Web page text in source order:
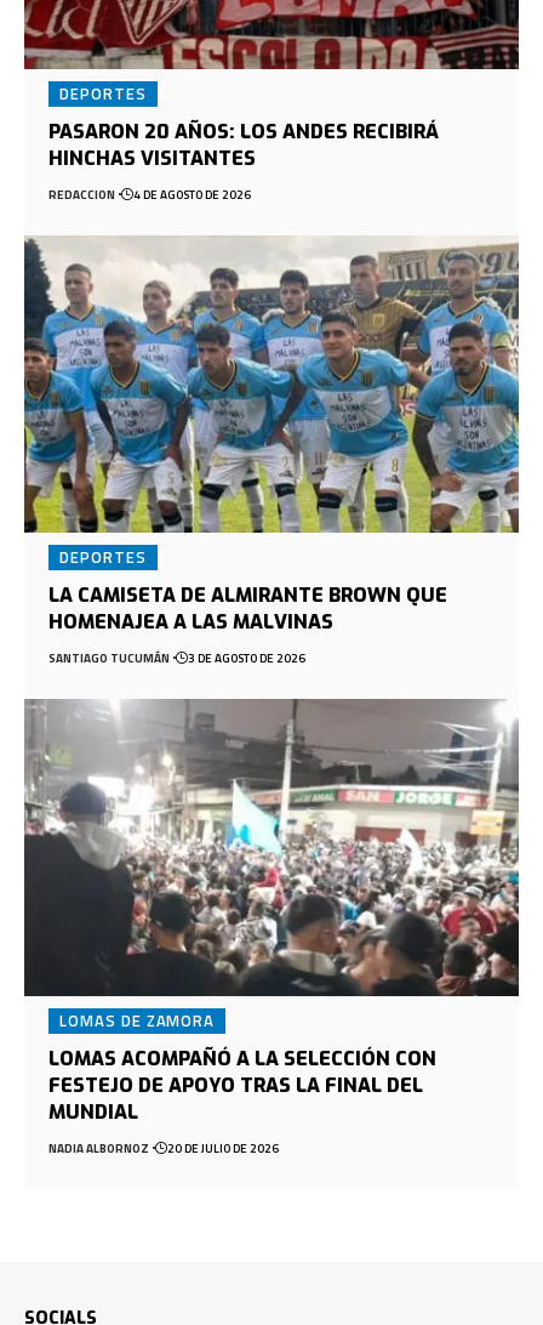
DEPORTES
PASARON 20 AÑOS: LOS ANDES RECIBIRÁ
HINCHAS VISITANTES
REDACCION 4 DE AGOSTO DE 2026
DEPORTES
LA CAMISETA DE ALMIRANTE BROWN QUE
HOMENAJEA A LAS MALVINAS
SANTIAGO TUCUMÁN 3 DE AGOSTO DE 2026
LOMAS DE ZAMORA
LOMAS ACOMPAÑÓ A LA SELECCIÓN CON
FESTEJO DE APOYO TRAS LA FINAL DEL
MUNDIAL
NADIA ALBORNOZ 20 DE JULIO DE 2026
SOCIALS